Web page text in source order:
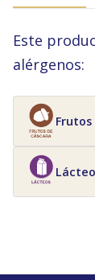
Este
alérgenos:
Frutos